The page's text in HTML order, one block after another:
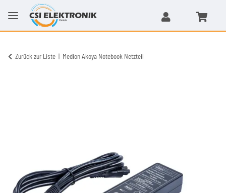
Zurück zur Liste Medion Akoya Notebook Netzteil